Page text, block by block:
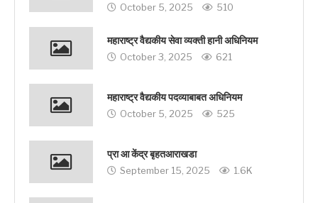
October 5, 2025 510
महाराष्ट्र वैद्यकीय सेवा व्यक्ती हानी अधिनियम
October 3, 2025 621
महाराष्ट्र वैद्यकीय पदव्याबाबत अधिनियम
October 5, 2025 525
प्रा आ केंद्र बृहतआराखडा
September 15, 2025 1.6K